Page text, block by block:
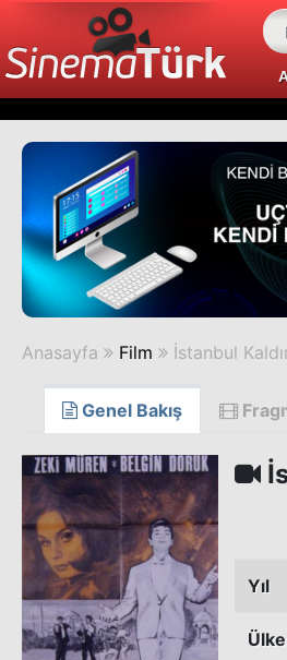
Anasayfa Film İstanbul
Genel Bakış
Yıl
Ülke